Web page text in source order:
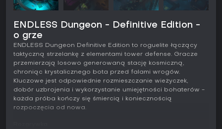
ENDLESS Dungeon - Definitive Edition -
o grze
ENDLESS Dungeon Definitive Edition to roguelite łączący
taktyczną strzelankę z elementami tower defense. Gracze
przemierzają losowo generowaną stację kosmiczną,
chroniąc krystalicznego bota przed falami wrogów.
Kluczowe jest odpowiednie rozmieszczanie wieżyczek,
dobór uzbrojenia i wykorzystanie umiejętności bohaterów -
każda próba kończy się śmiercią i koniecznością
rozpoczęcia od nowa.